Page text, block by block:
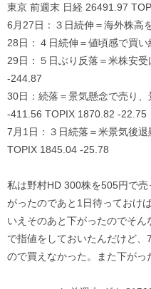
東京 前週末 日経 26491.97
6月27日：３日続伸＝海外株高
28日：４日続伸＝値頃感で買
29日：５日ぶり反落＝米株安
-244.87
30日：続落＝景気懸念で売り
-411.56 TOPIX 1870.82 -22.75
7月1日：３日続落＝米景気後
TOPIX 1845.04 -25.78
私は野村HD 300株を505円で
がったのであと1日待っておけ
いえそのあと下がったのでそ
で指値をしておいたんだけど
ので買えなかった。また下がっ